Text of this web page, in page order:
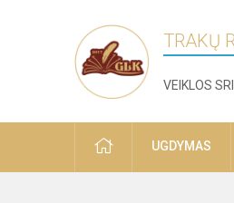
TRAKŲ
VEIKLOS
PRADŽIAUGDYMAS